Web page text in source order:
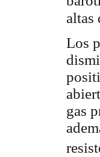
altas
Los
gas